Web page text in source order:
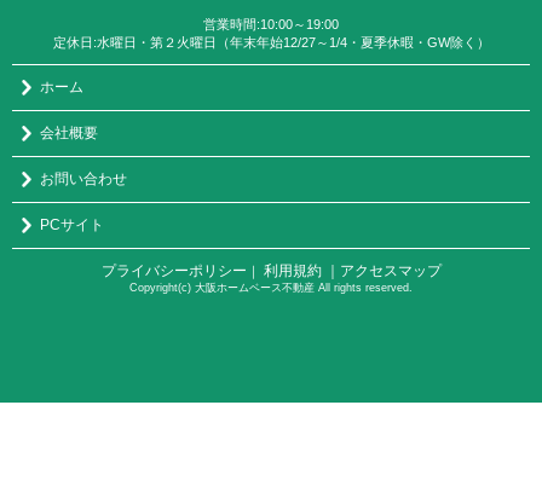
営業時間:10:00～19:00
定休日:水曜日・第２火曜日（年末年始12/27～1/4・夏季休暇・GW除く）
ホーム
会社概要
お問い合わせ
PCサイト
プライバシーポリシー ｜ 利用規約 ｜アクセスマップ
Copyright(c) 大阪ホームベース不動産 All rights reserved.